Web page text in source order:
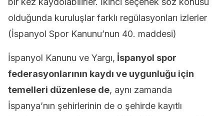
olduğunda kuruluşlar farklı regülasyonları izlerler
(İspanyol Spor Kanunu’nun 40. maddesi)
İspanyol Kanunu ve Yargı, İspanyol spor
federasyonlarının kaydı ve uygunluğu için
temelleri düzenlese de, aynı zamanda
İspanya’nın şehirlerinin de o şehirde kayıtlı